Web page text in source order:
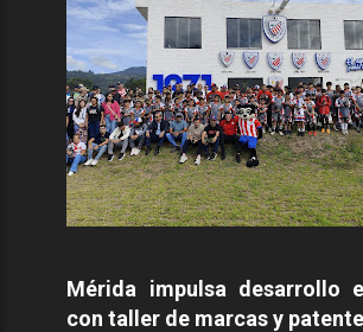
Mérida impulsa desarrollo
con taller de marcas y